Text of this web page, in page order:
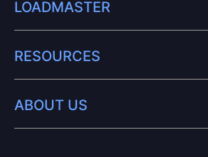
LOADMASTER
RESOURCES
ABOUT US